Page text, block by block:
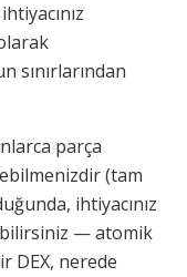
sınırlarından
parça
(tam
ihtiyacınız
— atomik
DEX, nerede